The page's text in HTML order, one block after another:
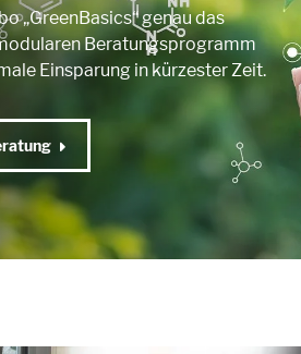
„GreenBasics“ genau das
Beratungsprogramm
Einsparung in kürzester Zeit.